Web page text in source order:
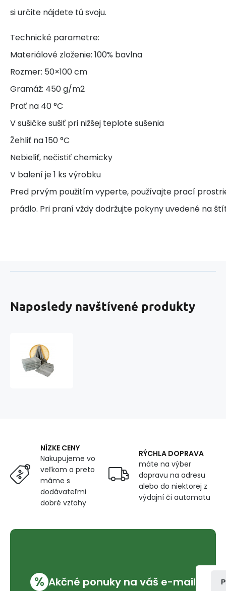
si určite nájdete tú svoju.
Technické parametre:
Materiálové zloženie: 100% bavlna
Rozmer: 50×100 cm
Gramáž: 450 g/m2
Prať na 40 °C
V sušičke sušiť pri nižšej teplote sušenia
Žehliť na 150 °C
Nebieliť, nečistiť chemicky
V balení je 1 ks výrobku
Pred prvým použitím vyperte, používajte prací
prádlo. Pri praní vždy dodržujte pokyny uvedené na
Naposledy navštívené produkty
NÍZKE CENY
Nakupujeme vo
veľkom a preto
máme s
dodávateľmi
dobré vzťahy
RÝCHLA DOPRAVA
máte na výber
dopravu na adresu
alebo do niektorej z
výdajní či automatu
% Akčné ponuky na váš e-mail